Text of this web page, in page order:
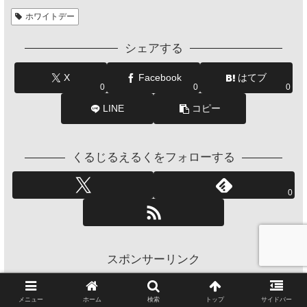
ホワイトデー
シェアする
X
0
Facebook
0
はてブ
0
LINE コピー
くるじるえるくをフォローする
0
スポンサーリンク
メニュー ホーム 検索 トップ サイドバー